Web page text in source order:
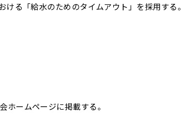
る「給水のためのタイムアウト」を採用する。
ホームページに掲載する。